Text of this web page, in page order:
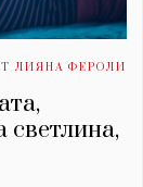
ЛИЯНА ФЕРОЛИ
светлина,